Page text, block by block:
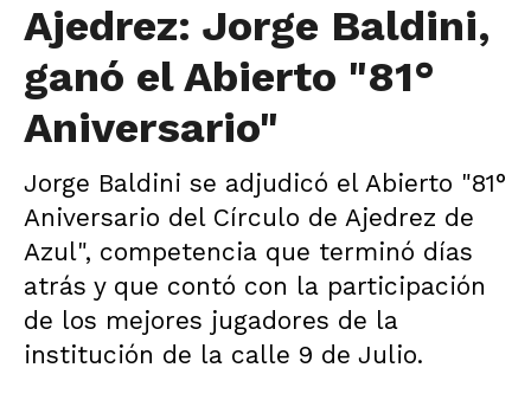
Ajedrez: Jorge Baldini,
ganó el Abierto "81°
Aniversario"
Jorge Baldini se adjudicó el Abierto "81°
Aniversario del Círculo de Ajedrez de
Azul", competencia que terminó días
atrás y que contó con la participación
de los mejores jugadores de la
institución de la calle 9 de Julio.